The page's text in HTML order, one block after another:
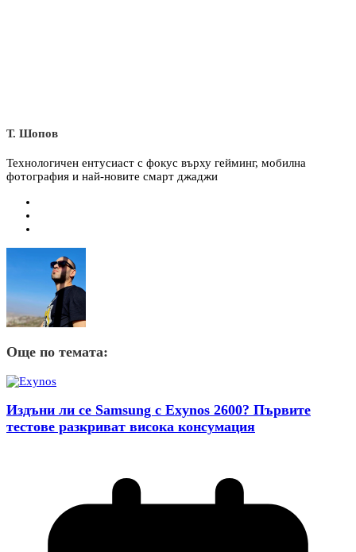
Т. Шопов
Технологичен ентусиаст с фокус върху гейминг, мобилна
фотография и най-новите смарт джаджи
Още по темата:
Издъни ли се Samsung с Exynos 2600? Първите
тестове разкриват висока консумация